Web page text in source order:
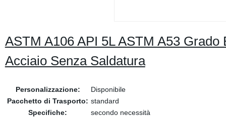
ASTM A106 API 5L ASTM A53
Acciaio Senza Saldatura
Personalizzazione:
Disponibile
Pacchetto di Trasporto: standard
Specifiche:
secondo necessità